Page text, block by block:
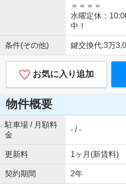
＝＝＝＝
水曜定休：
中！
条件(その他) 鍵交換代:3万
お気に入り追加
物件概要
駐車場 / 月額料
金
- / -
更新料 1ヶ月(新賃料)
契約期間 2年